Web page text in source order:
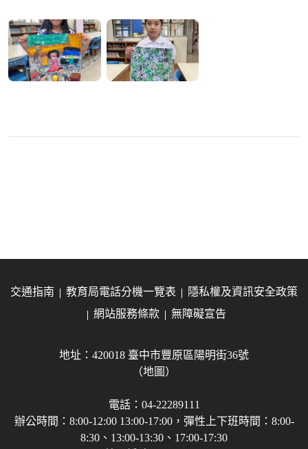
交通指南 教育局電話分機一覽表
隱私權及資訊安全政策
網站服務條款
無障礙宣告
地址：420018 臺中市豐原區陽明街36號
（地圖）
電話：04-22289111
辦公時間：8:00-12:00 13:00-17:00，彈性上下班時間：8:00-
8:30、13:00-13:30、17:00-17:30